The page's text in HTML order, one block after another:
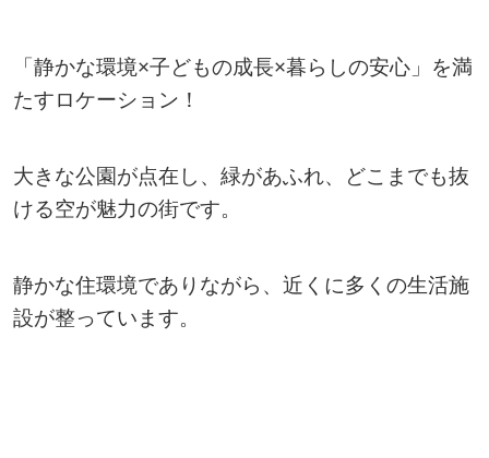
「静かな環境×子どもの成長×暮らしの安心」を満
たすロケーション！
大きな公園が点在し、緑があふれ、どこまでも抜
ける空が魅力の街です。
静かな住環境でありながら、近くに多くの生活施
設が整っています。